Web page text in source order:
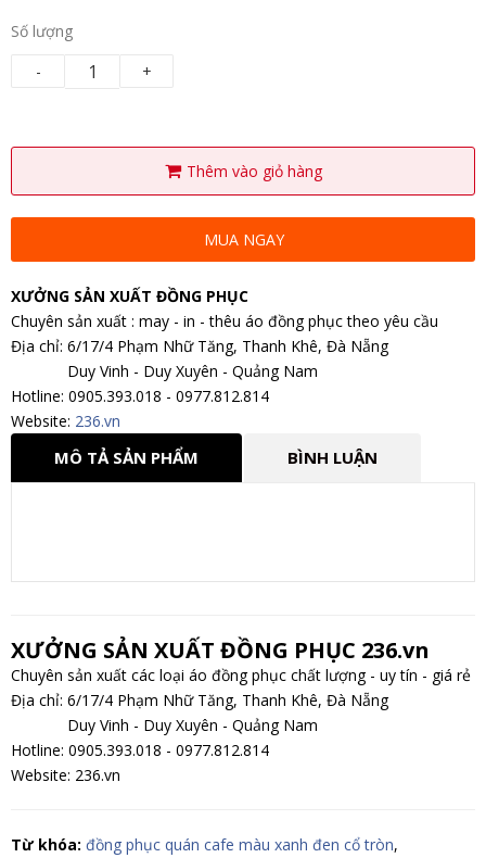
Số lượng
-
+
Thêm vào giỏ hàng
MUA NGAY
XƯỞNG SẢN XUẤT ĐỒNG PHỤC
Chuyên sản xuất : may - in - thêu áo đồng phục theo yêu cầu
Địa chỉ: 6/17/4 Phạm Nhữ Tăng, Thanh Khê, Đà Nẵng
Duy Vinh - Duy Xuyên - Quảng Nam
Hotline: 0905.393.018 - 0977.812.814
Website: 236.vn
MÔ TẢ SẢN PHẨM BÌNH LUẬN
XƯỞNG SẢN XUẤT ĐỒNG PHỤC 236.vn
Chuyên sản xuất các loại áo đồng phục chất lượng - uy tín - giá rẻ
Địa chỉ: 6/17/4 Phạm Nhữ Tăng, Thanh Khê, Đà Nẵng
Duy Vinh - Duy Xuyên - Quảng Nam
Hotline: 0905.393.018 - 0977.812.814
Website: 236.vn
Từ khóa: đồng phục quán cafe màu xanh đen cổ tròn,